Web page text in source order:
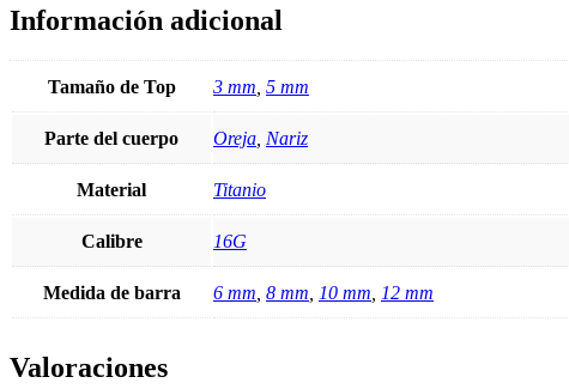
titanio
Para
Oreja
Información adicional
Tamaño de Top 3 mm, 5 mm
Parte del cuerpo Oreja, Nariz
Material Titanio
Calibre 16G
Medida de barra 6 mm, 8 mm, 10 mm, 12 mm
Valoraciones